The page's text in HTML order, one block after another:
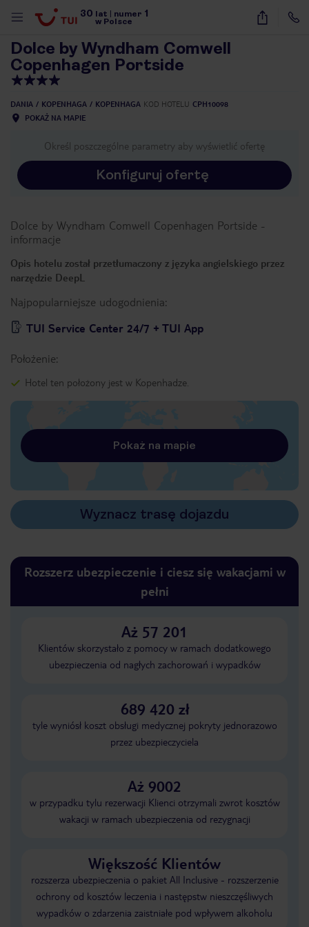
30 lat numer 1
w Polsce
40
Dolce by Wyndham Comwell
Copenhagen Portside
DANIA KOPENHAGA KOPENHAGA KOD HOTELU CPH10098
POKAŻ NA MAPIE
Określ poszczególne parametry aby wyświetlić ofertę
Konfiguruj ofertę
Dolce by Wyndham Comwell Copenhagen Portside -
informacje
Opis hotelu został przetłumaczony z języka angielskiego przez
narzędzie DeepL
Najpopularniejsze udogodnienia:
TUI Service Center 24/7 + TUI App
Położenie:
Hotel ten położony jest w Kopenhadze.
Pokaż na mapie
Wyznacz trasę dojazdu
Rozszerz ubezpieczenie i ciesz się wakacjami w
pełni
Aż 57 201
Klientów skorzystało z pomocy w ramach dodatkowego
ubezpieczenia od nagłych zachorowań i wypadków
689 420 zł
tyle wyniósł koszt obsługi medycznej pokryty jednorazowo
przez ubezpieczyciela
Aż 9002
w przypadku tylu rezerwacji Klienci otrzymali zwrot kosztów
wakacji w ramach ubezpieczenia od rezygnacji
Większość Klientów
rozszerza ubezpieczenia o pakiet All Inclusive - rozszerzenie
ochrony od kosztów leczenia i następstw nieszczęśliwych
wypadków o zdarzenia zaistniałe pod wpływem alkoholu